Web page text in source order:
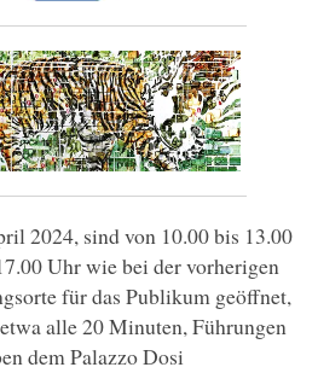
2024, sind von 10.00 bis 13.00
Uhr wie bei der vorherigen
für das Publikum geöffnet,
alle 20 Minuten, Führungen
dem Palazzo Dosi